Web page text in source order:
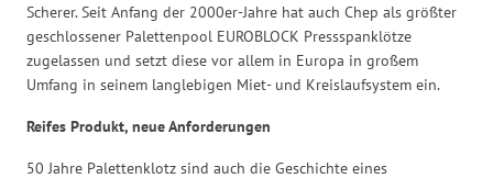
Scherer. Seit Anfang der 2000er-Jahre hat auch Chep als größter
geschlossener Palettenpool EUROBLOCK Pressspanklötze
zugelassen und setzt diese vor allem in Europa in großem
Umfang in seinem langlebigen Miet- und Kreislaufsystem ein.
Reifes Produkt, neue Anforderungen
50 Jahre Palettenklotz sind auch die Geschichte eines